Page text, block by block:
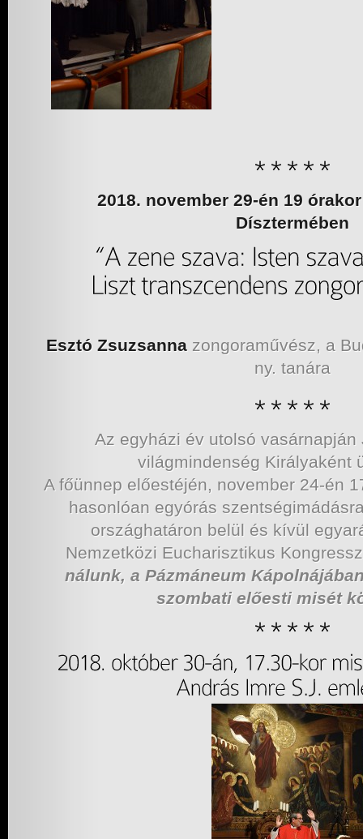
2018. november 29-én 19
Dísztermében
Esztó Zsuzsannazongoraművész, a
ny. ta­ná­ra
Az egyházi év utolsó vasárnapján
világmindenség Királyaként
A főünnep előestéjén, november 24-én
hasonlóan egyórás
országhatáron belül és kívül
Nemzetközi Eucharisztikus
nálunk, a Pázmáneum
szombati előesti misét